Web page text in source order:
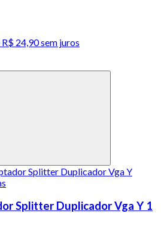
R$ 24,90sem juros
Splitter Duplicador Vga Y 1